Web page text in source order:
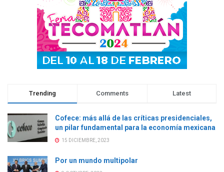
a
n
e
v
a
)
a
n
a
n
u
e
v
a
)
t
a
n
a
n
u
e
v
a
)
Trending Comments Latest
Cofece: más allá de las críticas presidenciales,
un pilar fundamental para la economía mexicana
15 DICIEMBRE, 2023
Por un mundo multipolar